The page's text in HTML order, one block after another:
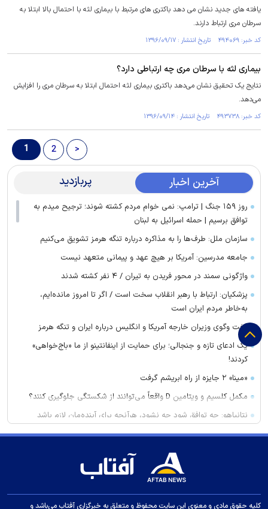
یافته های جدید نشان می دهد باکتری های مرتبط با بیماری لثه با احتمال بالا ابتلا به
سرطان مری ارتباط دارند.
کد خبر: ۴۹۴۰۶۹ تاریخ انتشار : ۱۳۹۶/۰۹/۱۷
بیماری لثه با سرطان مری چه ارتباطی دارد؟
نتایج یک تحقیق نشان می‌دهد باکتری بیماری لثه احتمال ابتلا به سرطان مری را افزایش
می‌دهد.
کد خبر: ۴۹۳۷۳۸ تاریخ انتشار : ۱۳۹۶/۰۹/۱۴
1 2 >
آخرین اخبار پربازدید
روز ۱۵۹ جنگ | ترامپ: نمی خوام مردم کشته شوند؛ ترجیح میدم به
توافق برسیم | حمله اسرائیل به لبنان
سازمان ملل: طرف‌ها را به مذاکره درباره تنگه هرمز تشویق می‌کنیم
جامعه مدرسین: آمریکا بر هیچ عهد و پیمانی متعهد نیست
واژگونی سمند در محور فریدن به تیران / ۴ نفر کشته شدند
پزشکیان: ارتباط با رهبر انقلاب سخت است / اگر تا امروز مانده‌ایم،
به‌خاطر مردم ایران است
گفت وگوی وزیران خارجه آمریکا و انگلیس درباره ایران و تنگه هرمز
یک ادعای تازه و جنجالی؛ برای حمایت از اینفانتینو از ما «باج‌خواهی»
کردند!
«مینا» ۲ جایزه از راه ابریشم گرفت
مکمل کلسیم و ویتامین D واقعاً می‌توانند از شکستگی جلوگیری کنند؟
نتانیاهو: چه توافق شود چه نشود، هرآنچه برای آینده‌مان لازم باشد
برنده واقعی تیم ملی در جام جهانی یک پرسپولیسی بود!
کلیه حقوق مادی و معنوی این سایت محفوظ و متعلق به خبرگزاری آفتاب می‌باشد و